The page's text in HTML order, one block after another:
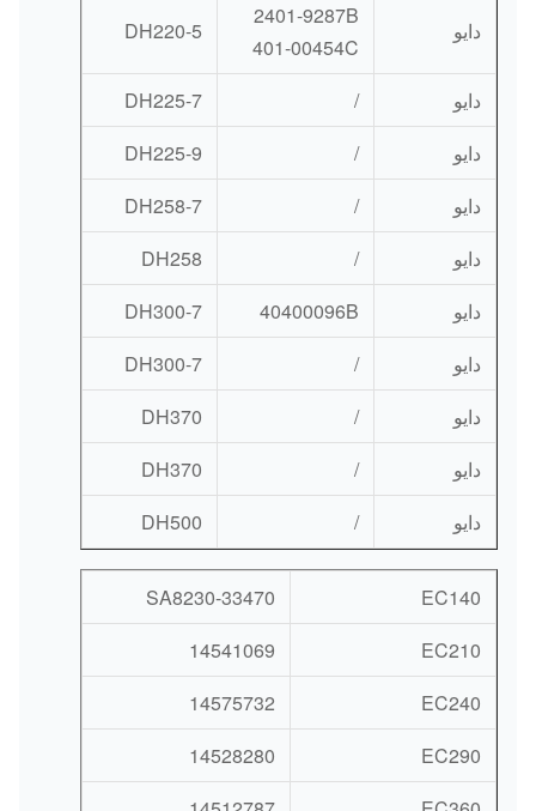
دايو
2401-9287B
401-00454C
DH220-5
دايو /
DH225-7
دايو
/
DH225-9
دايو
/
DH258-7
دايو
/
DH258
دايو
40400096B
DH300-7
دايو
/
DH300-7
دايو
/
DH370
دايو
/
DH370
دايو
/
DH500
EC140
SA8230-33470
EC210
14541069
EC240
14575732
EC290
14528280